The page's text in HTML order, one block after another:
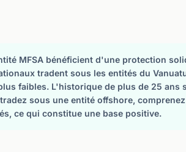
MFSA bénéficient d'une protection
tradent sous les entités du
faibles. L'historique de plus de 25 ans
sous une entité offshore,
ce qui constitue une base positive.